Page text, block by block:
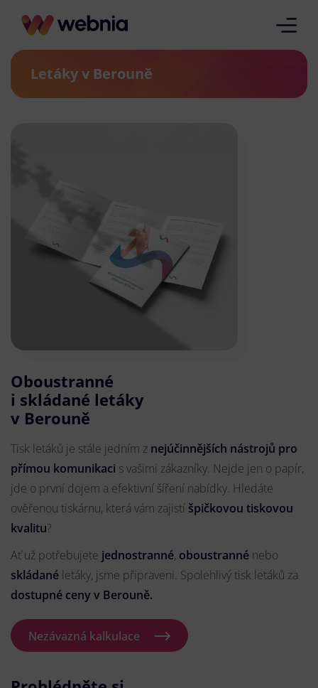
Letáky v Berouně
Oboustranné
i skládané letáky
v Berouně
Tisk letáků je stále jedním z nejúčinnějších nástrojů pro
přímou komunikaci s vašimi zákazníky. Nejde jen o papír,
jde o první dojem a efektivní šíření nabídky. Hledáte
ověřenou tiskárnu, která vám zajistí špičkovou tiskovou
kvalitu?
Ať už potřebujete jednostranné, oboustranné nebo
skládané letáky, jsme připraveni. Spolehlivý tisk letáků za
dostupné ceny v Berouně.
Nezávazná kalkulace